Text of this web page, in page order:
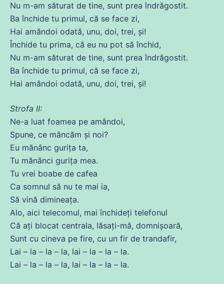
Nu m-am săturat de tine, sunt prea îndrăgostit.
Ba închide tu primul, că se face zi,
Hai amândoi odată, unu, doi, trei, și!
Închide tu prima, că eu nu pot să închid,
Nu m-am săturat de tine, sunt prea îndrăgostit.
Ba închide tu primul, că se face zi,
Hai amândoi odată, unu, doi, trei, și!
Strofa II:
Ne-a luat foamea pe amândoi,
Spune, ce mâncăm și noi?
Eu mănânc gurița ta,
Tu mănânci gurița mea.
Tu vrei boabe de cafea
Ca somnul să nu te mai ia,
Să vină dimineața.
Alo, aici telecomul, mai închideți telefonul
Că ați blocat centrala, lăsați-mă, domnișoară,
Sunt cu cineva pe fire, cu un fir de trandafir,
Lai – la – la – la, lai – la – la – la.
Lai – la – la – la, lai – la – la – la.